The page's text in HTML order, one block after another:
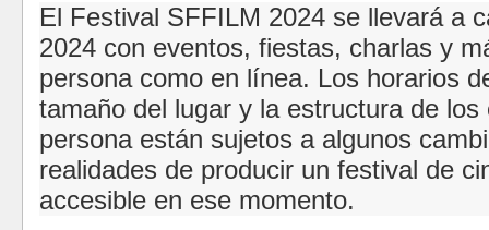
El Festival SFFILM 2024 se llevará a
2024 con eventos, fiestas, charlas y
persona como en línea. Los horarios
tamaño del lugar y la estructura de los
persona están sujetos a algunos
realidades de producir un festival de
accesible en ese momento.